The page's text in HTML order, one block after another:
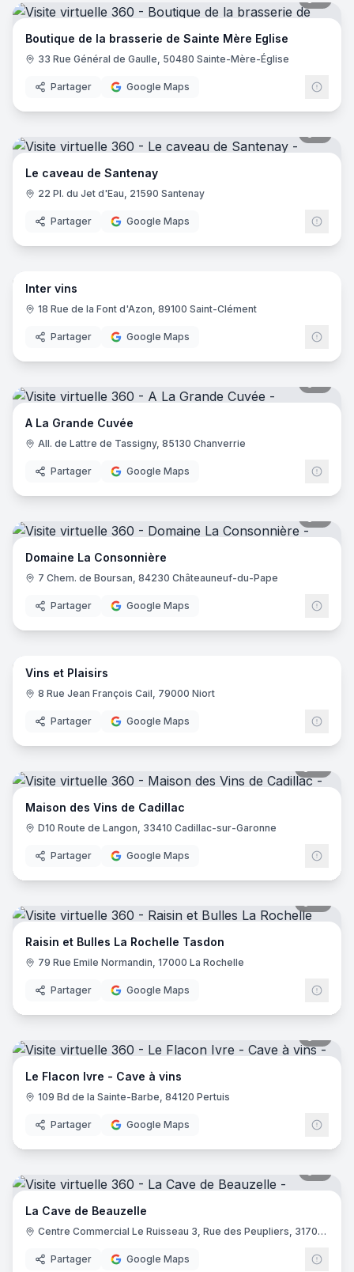
Boutique de la brasserie de Sainte Mère Eglise
33 Rue Général de Gaulle, 50480 Sainte-Mère-Église
Partager Google Maps
Le caveau de Santenay
22 Pl. du Jet d'Eau, 21590 Santenay
Partager Google Maps
13
Inter vins
18 Rue de la Font d'Azon, 89100 Saint-Clément
Partager Google Maps
A La Grande Cuvée
All. de Lattre de Tassigny, 85130 Chanverrie
Partager Google Maps
Domaine La Consonnière
7 Chem. de Boursan, 84230 Châteauneuf-du-Pape
Partager Google Maps
24
Vins et Plaisirs
8 Rue Jean François Cail, 79000 Niort
Partager Google Maps
Maison des Vins de Cadillac
D10 Route de Langon, 33410 Cadillac-sur-Garonne
Partager Google Maps
Raisin et Bulles La Rochelle Tasdon
79 Rue Emile Normandin, 17000 La Rochelle
Partager Google Maps
Le Flacon Ivre - Cave à vins
109 Bd de la Sainte-Barbe, 84120 Pertuis
Partager Google Maps
La Cave de Beauzelle
Centre Commercial Le Ruisseau 3, Rue des Peupliers, 31700 Beauzelle
Partager Google Maps